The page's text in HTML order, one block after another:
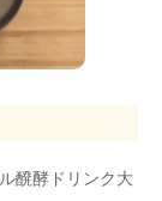
醗酵ドリンク大